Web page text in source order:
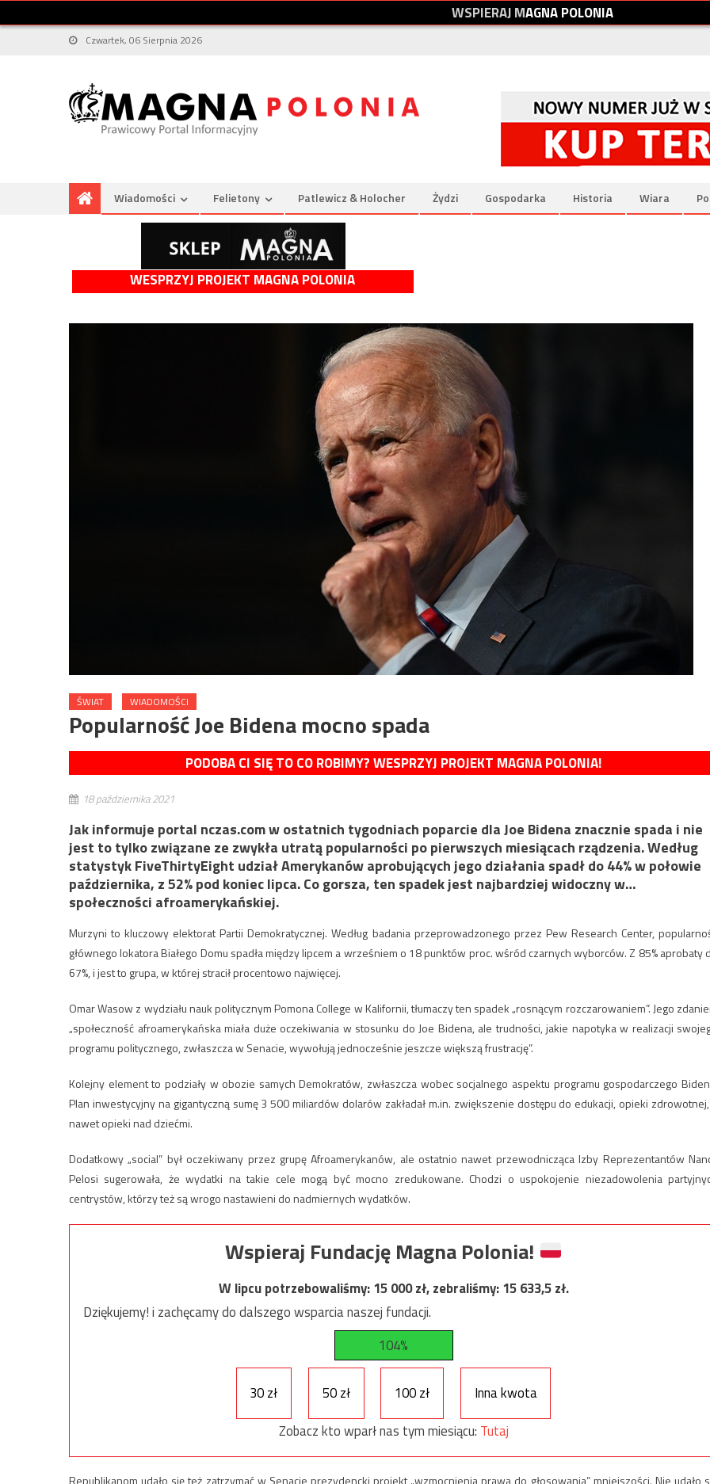
WSPIERAJMAGNAPOLONIA
Czwartek, 06 Sierpnia 2026
Wiadomości Felietony Patlewicz & Holocher Żydzi Gospodarka Historia Wiara
WESPRZYJ PROJEKT MAGNA POLONIA
ŚWIAT WIADOMOŚCI
Popularność Joe Bidena mocno spada
PODOBA CI SIĘ TO CO ROBIMY? WESPRZYJ PROJEKT MAGNA POLONIA!
18 października 2021
Jak informuje portal nczas.com w ostatnich tygodniach poparcie dla Joe Bidena znacznie spada i nie
jest to tylko związane ze zwykła utratą popularności po pierwszych miesiącach rządzenia. Według
statystyk FiveThirtyEight udział Amerykanów aprobujących jego działania spadł do 44% w połowie
października, z 52% pod koniec lipca. Co gorsza, ten spadek jest najbardziej widoczny w…
społeczności afroamerykańskiej.
Murzyni to kluczowy elektorat Partii Demokratycznej. Według badania przeprowadzonego przez Pew Research Center,
głównego lokatora Białego Domu spadła między lipcem a wrześniem o 18 punktów proc. wśród czarnych wyborców. Z 85% aprobaty
67%, i jest to grupa, w której stracił procentowo najwięcej.
Omar Wasow z wydziału nauk politycznym Pomona College w Kalifornii, tłumaczy ten spadek „rosnącym rozczarowaniem”. Jego
„społeczność afroamerykańska miała duże oczekiwania w stosunku do Joe Bidena, ale trudności, jakie napotyka w realizacji
programu politycznego, zwłaszcza w Senacie, wywołują jednocześnie jeszcze większą frustrację”.
Kolejny element to podziały w obozie samych Demokratów, zwłaszcza wobec socjalnego aspektu programu gospodarczego
Plan inwestycyjny na gigantyczną sumę 3 500 miliardów dolarów zakładał m.in. zwiększenie dostępu do edukacji, opieki
nawet opieki nad dziećmi.
Dodatkowy „social” był oczekiwany przez grupę Afroamerykanów, ale ostatnio nawet przewodnicząca Izby Reprezentantów
Pelosi sugerowała, że wydatki na takie cele mogą być mocno zredukowane. Chodzi o uspokojenie niezadowolenia
centrystów, którzy też są wrogo nastawieni do nadmiernych wydatków.
Wspieraj Fundację Magna Polonia!
W lipcu potrzebowaliśmy:15 000zł, zebraliśmy:15 633,5zł.
Dziękujemy! i zachęcamy do dalszego wsparcia naszej fundacji.
104%
30 zł 50 zł 100 zł
Inna kwota
Zobacz kto wparł nas tym miesiącu: Tutaj
Republikanom udało się też zatrzymać w Senacie prezydencki projekt „wzmocnienia prawa do głosowania” mniejszości. Nie udało